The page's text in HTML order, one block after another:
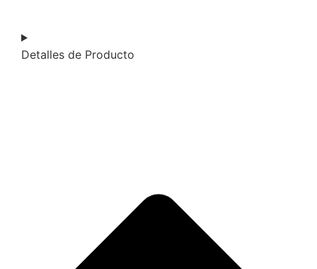
Detalles de Producto